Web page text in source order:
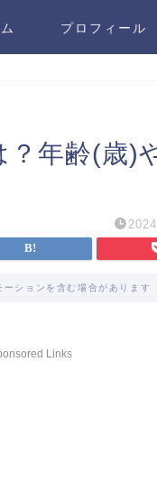
プロフィール
年齢(歳)
ーションを含む場合があります
Links